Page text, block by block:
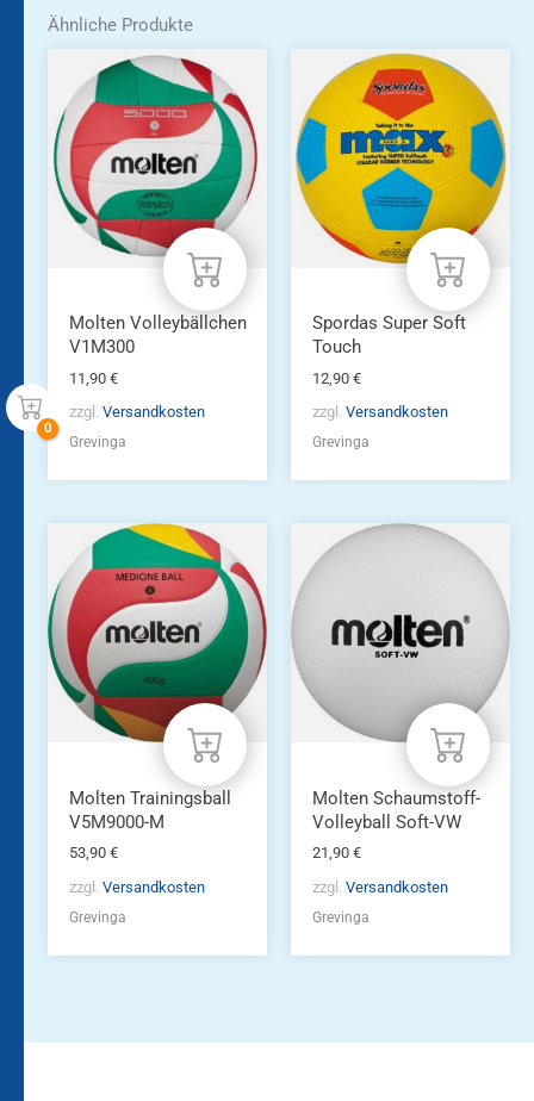
Ähnliche Produkte
Molten Volleybällchen
V1M300
11,90 €
zzgl. Versandkosten
Grevinga
Spordas Super Soft
Touch
12,90 €
zzgl. Versandkosten
Grevinga
Molten Trainingsball
V5M9000-M
53,90 €
zzgl. Versandkosten
Grevinga
Molten Schaumstoff-
Volleyball Soft-VW
21,90 €
zzgl. Versandkosten
Grevinga